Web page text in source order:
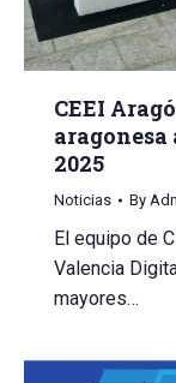
CEEI
2025
Noticias By
El equipo de
Valencia
mayores…